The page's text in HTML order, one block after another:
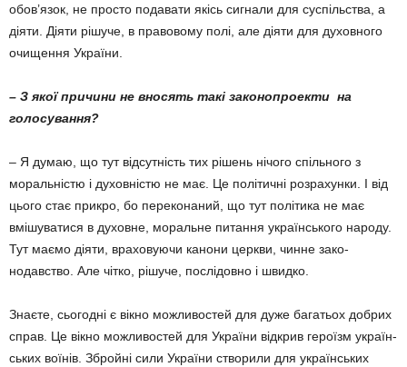
обов’язок, не просто подавати якісь сигнали для суспільства, а
діяти. Діяти рішу­че, в правовому полі, але діяти для духов­ного
очищення України.
– З якої причини не вносять такі зако­нопроекти на
голосування?
– Я думаю, що тут відсутність тих рішень нічого спільного з
моральністю і духовністю не має. Це політичні розрахунки. І від
цього стає прикро, бо переконаний, що тут політи­ка не має
вмішуватися в духовне, моральне питання українського народу.
Тут маємо дія­ти, враховуючи канони церкви, чинне зако­
нодавство. Але чітко, рішуче, послідовно і швидко.
Знаєте, сьогодні є вікно можливостей для дуже багатьох добрих
справ. Це вікно мож­ливостей для України відкрив героїзм україн­
ських воїнів. Збройні сили України створили для українських